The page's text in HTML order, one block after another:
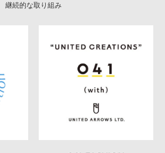
継続的な取り組み